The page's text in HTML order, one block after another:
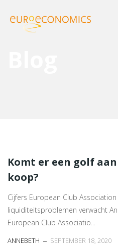
Komt er een golf
koop?
Cijfers European Club
liquiditeitsproblemen verwacht
European Club Associatio...
ANNEBETH SEPTEMBER 18, 2020